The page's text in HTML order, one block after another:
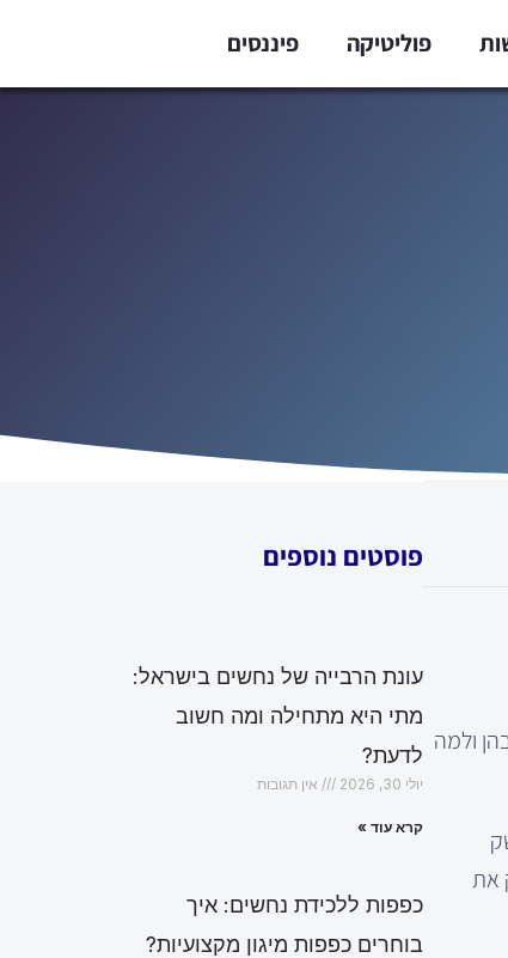
פוליטיקה פיננסים
ולמה
את
פוסטים נוספים
עונת הרבייה של נחשים בישראל:
מתי היא מתחילה ומה חשוב
לדעת?
יולי 30, 2026 אין תגובות
קרא עוד »
כפפות ללכידת נחשים: איך
בוחרים כפפות מיגון מקצועיות?